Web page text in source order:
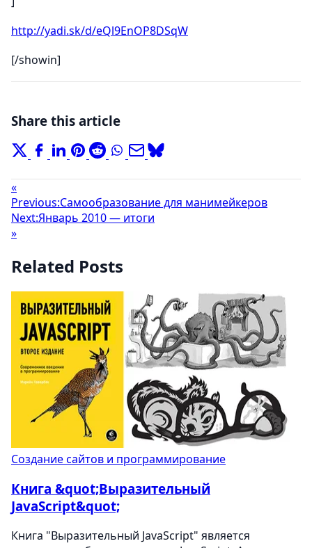
http://yadi.sk/d/eQl9EnOP8DSqW
[/showin]
Share this article
«
Previous:Самообразование для манимейкеров
Next:Январь 2010 — итоги
»
Related Posts
Создание сайтов и программирование
Книга &quot;Выразительный
JavaScript&quot;
Книга "Выразительный JavaScript" является